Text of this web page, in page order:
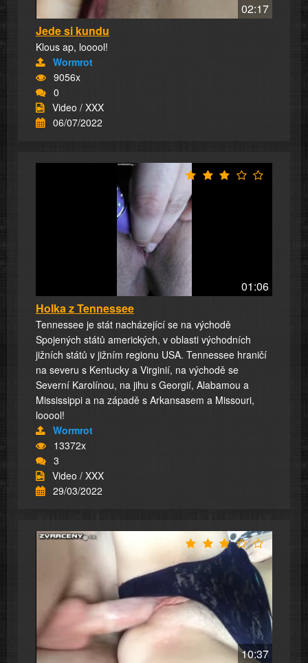
02:17
Jede si kundu
Klous ap, looool!
Wormrot
9056x
0
Video / XXX
06/07/2022
01:06
Holka z Tennessee
Tennessee je stát nacházející se na východě
Spojených států amerických, v oblasti východních
jižních států v jižním regionu USA. Tennessee hraničí
na severu s Kentucky a Virginií, na východě se
Severní Karolínou, na jihu s Georgií, Alabamou a
Mississippi a na západě s Arkansasem a Missouri,
looool!
Wormrot
13372x
3
Video / XXX
29/03/2022
10:37